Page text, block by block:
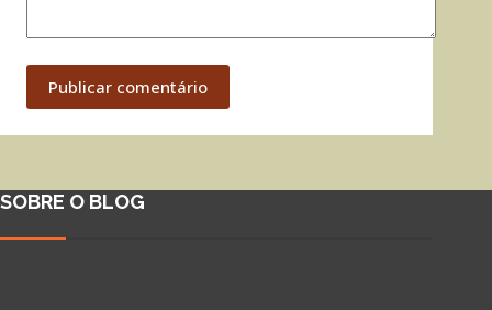
Publicar comentário
SOBRE O BLOG